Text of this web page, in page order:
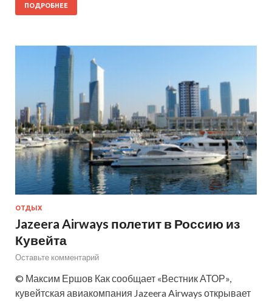
ПОДРОБНЕЕ
ОТДЫХ
Jazeera Airways полетит в Россию из
Кувейта
Оставьте комментарий
© Максим Ершов Как сообщает «Вестник АТОР»,
кувейтская авиакомпания Jazeera Airways открывает